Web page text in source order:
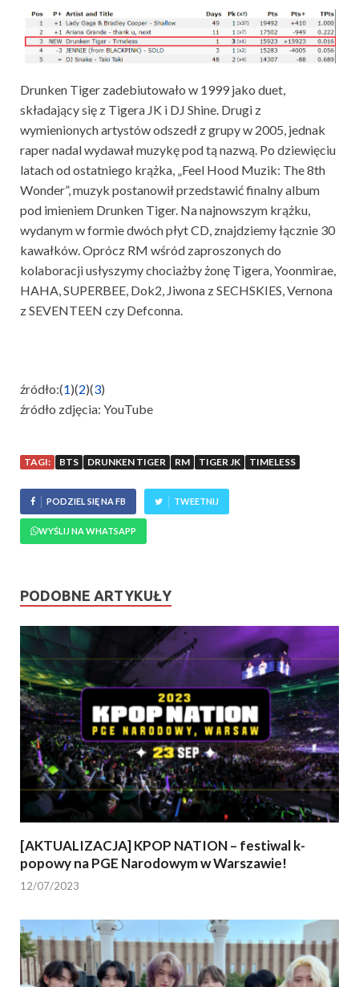
Drunken Tiger zadebiutowało w 1999 jako duet,
składający się z Tigera JK i DJ Shine. Drugi z
wymienionych artystów odszedł z grupy w 2005, jednak
raper nadal wydawał muzykę pod tą nazwą. Po dziewięciu
latach od ostatniego krążka, „Feel Hood Muzik: The 8th
Wonder”, muzyk postanowił przedstawić finalny album
pod imieniem Drunken Tiger. Na najnowszym krążku,
wydanym w formie dwóch płyt CD, znajdziemy łącznie 30
kawałków. Oprócz RM wśród zaproszonych do
kolaboracji usłyszymy chociażby żonę Tigera, Yoonmirae,
HAHA, SUPERBEE, Dok2, Jiwona z SECHSKIES, Vernona
z SEVENTEEN czy Defconna.
źródło:(1)(2)(3)
źródło zdjęcia: YouTube
TAGI: BTS DRUNKEN TIGER RM TIGER JK TIMELESS
PODZIEL SIĘ NA FB TWEETNIJ
WYŚLIJ NA WHATSAPP
PODOBNE ARTYKUŁY
[AKTUALIZACJA] KPOP NATION – festiwal k-
popowy na PGE Narodowym w Warszawie!
12/07/2023